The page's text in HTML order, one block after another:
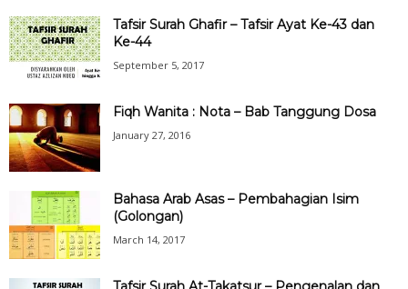
Tafsir Surah Ghafir – Tafsir Ayat Ke-43 dan
Ke-44
September 5, 2017
Fiqh Wanita : Nota – Bab Tanggung Dosa
January 27, 2016
Bahasa Arab Asas – Pembahagian Isim
(Golongan)
March 14, 2017